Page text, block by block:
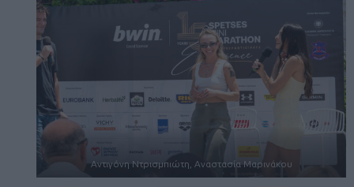
Αντιγόνη Ντρισμπιώτη, Αναστασία Μαρινάκου